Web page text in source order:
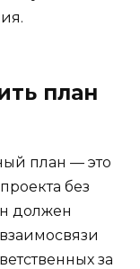
план
план — это
без
должен
за